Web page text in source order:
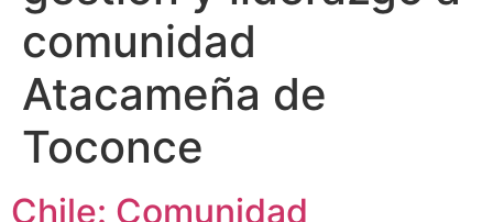
comunidad
Atacameña de
Toconce
Chile: Comunidad